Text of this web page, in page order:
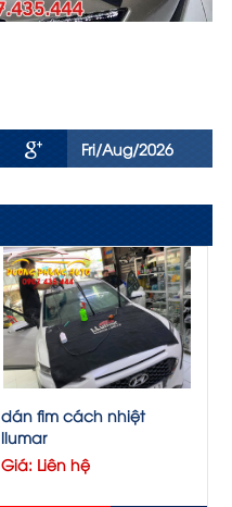
Fri/Aug/2026
dán fim cách nhiệt
llumar
Giá: Liên hệ